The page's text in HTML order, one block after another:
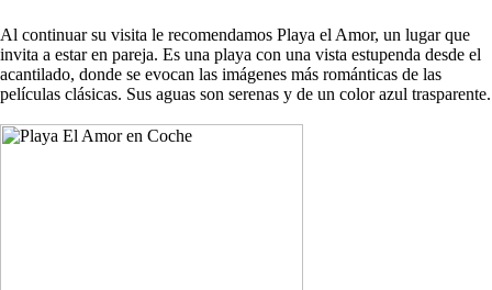
Al continuar su visita le recomendamos Playa el Amor, un lugar que
invita a estar en pareja. Es una playa con una vista estupenda desde el
acantilado, donde se evocan las imágenes más románticas de las
películas clásicas. Sus aguas son serenas y de un color azul trasparente.